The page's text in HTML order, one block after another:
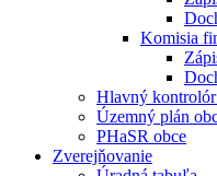
Komisia
Hlavný
Územný plán
PHaSR obce
Zverejňovanie